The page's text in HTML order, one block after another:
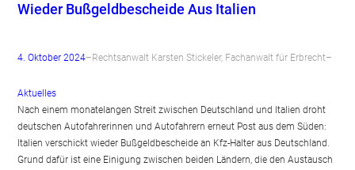
Wieder Bußgeldbescheide Aus Italien
4. Oktober 2024– Rechtsanwalt Karsten Stickeler, Fachanwalt für Erbrecht–
Aktuelles
Nach einem monatelangen Streit zwischen Deutschland und Italien droht
deutschen Autofahrerinnen und Autofahrern erneut Post aus dem Süden:
Italien verschickt wieder Bußgeldbescheide an Kfz-Halter aus Deutschland.
Grund dafür ist eine Einigung zwischen beiden Ländern, die den Austausch